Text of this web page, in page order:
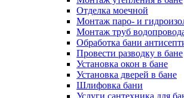
Отделка моечной
Монтаж паро- и
Монтаж труб
Обработка бани
Провести разводку в бане
Установка окон в бане
Установка дверей в бане
Шлифовка бани
Услуги сантехника для